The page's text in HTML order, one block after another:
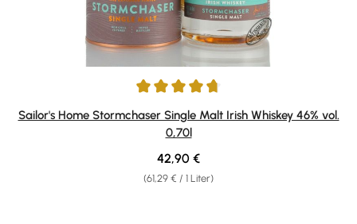
Durchschnittliche Bewertung von 4.8 von 5 Sternen
Sailor's Home Stormchaser Single Malt Irish Whiskey 46% vol.
0,70l
(61,29 € / 1 Liter)
Regulärer Preis:
42,90 €